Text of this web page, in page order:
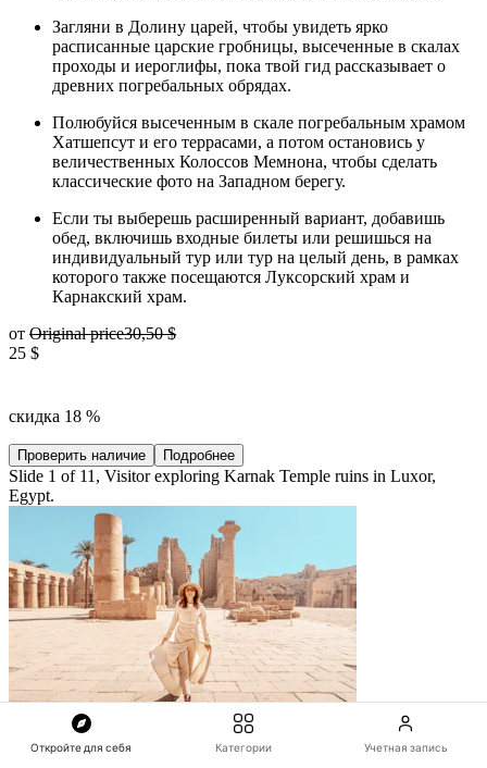
Откройте для себя Категории Учетная запись
Загляни в Долину царей, чтобы увидеть ярко
расписанные царские гробницы, высеченные в скалах
проходы и иероглифы, пока твой гид рассказывает о
древних погребальных обрядах.
Полюбуйся высеченным в скале погребальным храмом
Хатшепсут и его террасами, а потом остановись у
величественных Колоссов Мемнона, чтобы сделать
классические фото на Западном берегу.
Если ты выберешь расширенный вариант, добавишь
обед, включишь входные билеты или решишься на
индивидуальный тур или тур на целый день, в рамках
которого также посещаются Луксорский храм и
Карнакский храм.
от Original price30,50 $
25 $
скидка 18 %
Проверить наличие Подробнее
Slide 1 of 11, Visitor exploring Karnak Temple ruins in Luxor,
Egypt.